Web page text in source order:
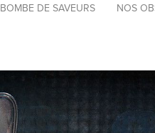
BOMBE DE SAVEURS NOS